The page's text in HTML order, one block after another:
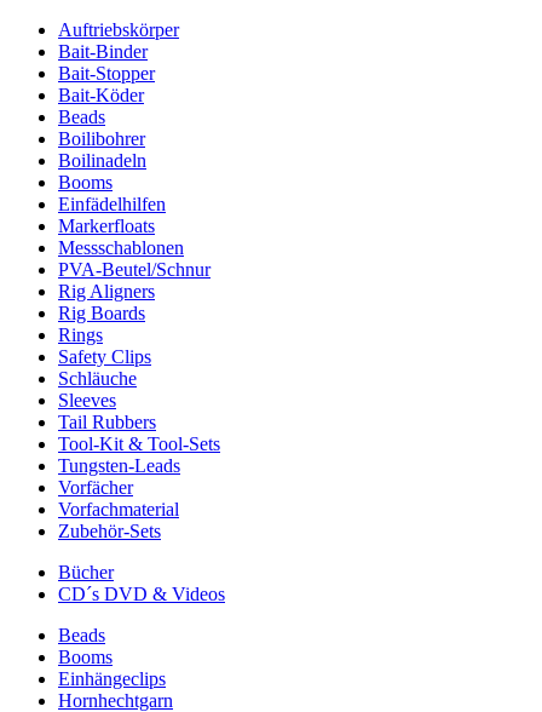
Auftriebskörper
Bait-Binder
Bait-Stopper
Bait-Köder
Beads
Boilibohrer
Boilinadeln
Booms
Einfädelhilfen
Markerfloats
Messschablonen
PVA-Beutel/Schnur
Rig Aligners
Rig Boards
Rings
Safety Clips
Schläuche
Sleeves
Tail Rubbers
Tool-Kit & Tool-Sets
Tungsten-Leads
Vorfächer
Vorfachmaterial
Zubehör-Sets
Bücher
CD´s DVD & Videos
Beads
Booms
Einhängeclips
Hornhechtgarn